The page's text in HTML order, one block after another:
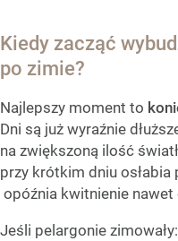
Kiedy zacząć
po zimie?
Najlepszy moment to
Dni są już wyraźnie
na zwiększoną ilość
przy krótkim dniu osłabia
opóźnia kwitnienie
Jeśli pelargonie zimowały: